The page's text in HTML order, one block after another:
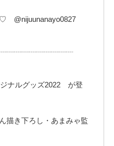
@nijuunanayo0827
ナルグッズ2022 が登
描き下ろし・あまみゃ監